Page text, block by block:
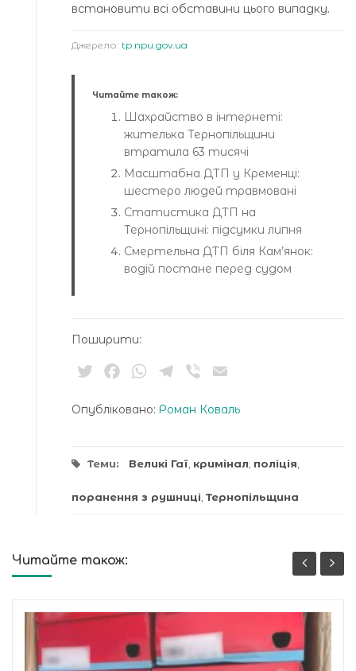
встановити всі обставини цього випадку.
Джерело: tp.npu.gov.ua
Читайте також:
Шахрайство в інтернеті:
жителька Тернопільщини
втратила 63 тисячі
Масштабна ДТП у Кременці:
шестеро людей травмовані
Статистика ДТП на
Тернопільщині: підсумки липня
Смертельна ДТП біля Кам’янок:
водій постане перед судом
Поширити:
TwitterFacebookWhatsApp
Telegram
Viber
Опубліковано: Роман Коваль
Теми: Великі Гаї, кримінал, поліція,
поранення з рушниці, Тернопільщина
Читайте також: